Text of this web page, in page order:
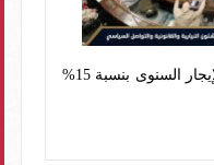
مجلس النواب يوافق على زيادة الإيجار السنوى بنسبة 15%